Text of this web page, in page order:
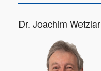
Dr. Joachim Wetzlar